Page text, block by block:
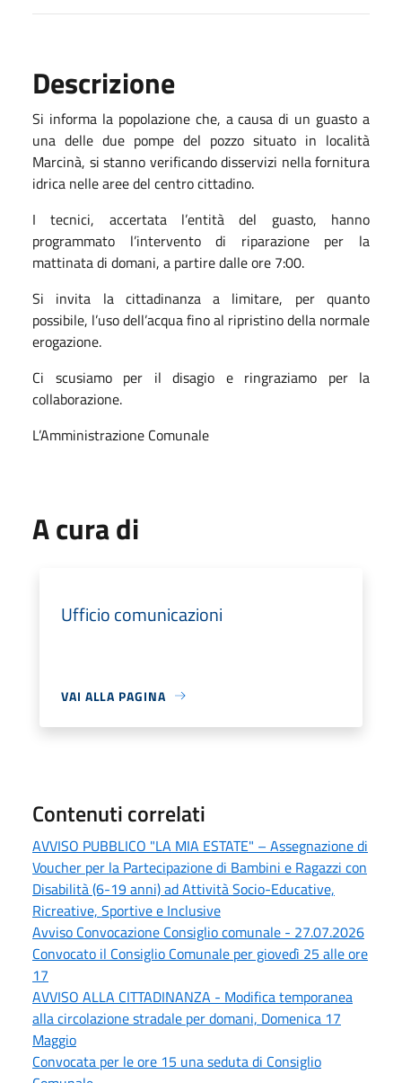
Descrizione
Si informa la popolazione che, a causa di un guasto a
una delle due pompe del pozzo situato in località
Marcinà, si stanno verificando disservizi nella fornitura
idrica nelle aree del centro cittadino.
I tecnici, accertata l’entità del guasto, hanno
programmato l’intervento di riparazione per la
mattinata di domani, a partire dalle ore 7:00.
Si invita la cittadinanza a limitare, per quanto
possibile, l’uso dell’acqua fino al ripristino della normale
erogazione.
Ci scusiamo per il disagio e ringraziamo per la
collaborazione.
L’Amministrazione Comunale
A cura di
Ufficio comunicazioni
VAI ALLA PAGINA
Contenuti correlati
AVVISO PUBBLICO "LA MIA ESTATE" – Assegnazione di
Voucher per la Partecipazione di Bambini e Ragazzi con
Disabilità (6-19 anni) ad Attività Socio-Educative,
Ricreative, Sportive e Inclusive
Avviso Convocazione Consiglio comunale - 27.07.2026
Convocato il Consiglio Comunale per giovedì 25 alle ore
17
AVVISO ALLA CITTADINANZA - Modifica temporanea
alla circolazione stradale per domani, Domenica 17
Maggio
Convocata per le ore 15 una seduta di Consiglio